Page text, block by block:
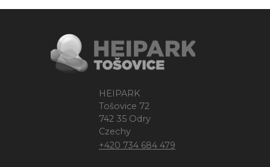
HEIPARK
Tošovice 72
742 35 Odry
Czechy
+420 734 684 479